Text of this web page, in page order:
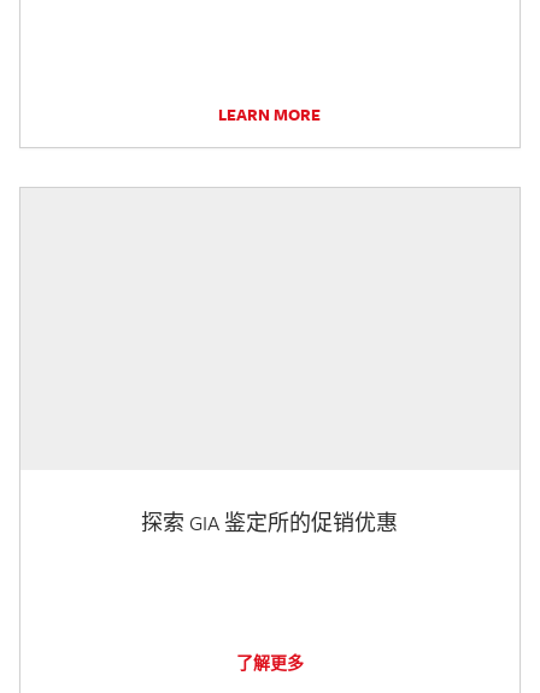
LEARN MORE
探索 GIA 鉴定所的促销优惠
了解更多